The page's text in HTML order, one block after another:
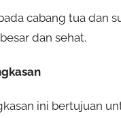
cabang tua dan
dan sehat.
ini bertujuan